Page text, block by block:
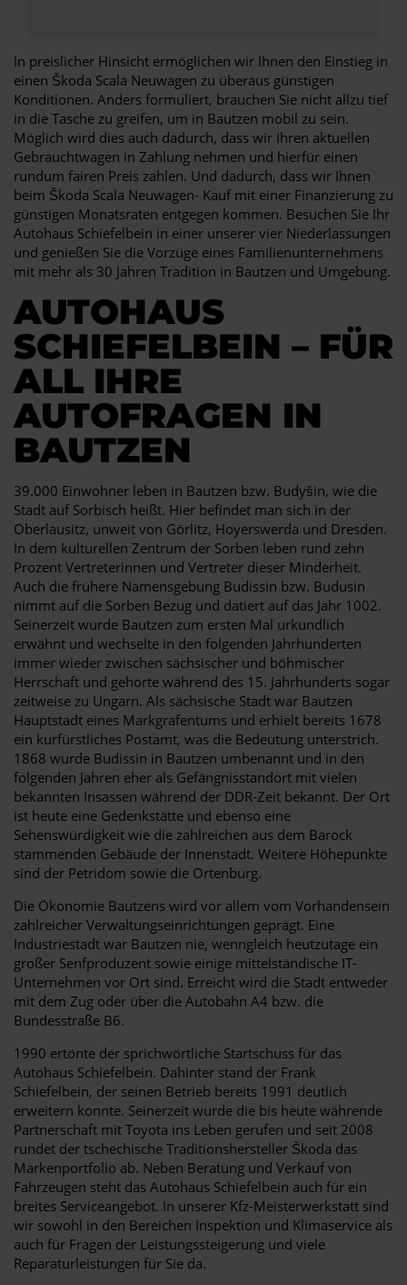
In preislicher Hinsicht ermöglichen wir Ihnen den Einstieg in
einen Škoda Scala Neuwagen zu überaus günstigen
Konditionen. Anders formuliert, brauchen Sie nicht allzu tief
in die Tasche zu greifen, um in Bautzen mobil zu sein.
Möglich wird dies auch dadurch, dass wir Ihren aktuellen
Gebrauchtwagen in Zahlung nehmen und hierfür einen
rundum fairen Preis zahlen. Und dadurch, dass wir Ihnen
beim Škoda Scala Neuwagen- Kauf mit einer Finanzierung zu
günstigen Monatsraten entgegen kommen. Besuchen Sie Ihr
Autohaus Schiefelbein in einer unserer vier Niederlassungen
und genießen Sie die Vorzüge eines Familienunternehmens
mit mehr als 30 Jahren Tradition in Bautzen und Umgebung.
AUTOHAUS
SCHIEFELBEIN – FÜR
ALL IHRE
AUTOFRAGEN IN
BAUTZEN
39.000 Einwohner leben in Bautzen bzw. Budyšin, wie die
Stadt auf Sorbisch heißt. Hier befindet man sich in der
Oberlausitz, unweit von Görlitz, Hoyerswerda und Dresden.
In dem kulturellen Zentrum der Sorben leben rund zehn
Prozent Vertreterinnen und Vertreter dieser Minderheit.
Auch die frühere Namensgebung Budissin bzw. Budusin
nimmt auf die Sorben Bezug und datiert auf das Jahr 1002.
Seinerzeit wurde Bautzen zum ersten Mal urkundlich
erwähnt und wechselte in den folgenden Jahrhunderten
immer wieder zwischen sächsischer und böhmischer
Herrschaft und gehörte während des 15. Jahrhunderts sogar
zeitweise zu Ungarn. Als sächsische Stadt war Bautzen
Hauptstadt eines Markgrafentums und erhielt bereits 1678
ein kurfürstliches Postamt, was die Bedeutung unterstrich.
1868 wurde Budissin in Bautzen umbenannt und in den
folgenden Jahren eher als Gefängnisstandort mit vielen
bekannten Insassen während der DDR-Zeit bekannt. Der Ort
ist heute eine Gedenkstätte und ebenso eine
Sehenswürdigkeit wie die zahlreichen aus dem Barock
stammenden Gebäude der Innenstadt. Weitere Höhepunkte
sind der Petridom sowie die Ortenburg.
Die Ökonomie Bautzens wird vor allem vom Vorhandensein
zahlreicher Verwaltungseinrichtungen geprägt. Eine
Industriestadt war Bautzen nie, wenngleich heutzutage ein
großer Senfproduzent sowie einige mittelständische IT-
Unternehmen vor Ort sind. Erreicht wird die Stadt entweder
mit dem Zug oder über die Autobahn A4 bzw. die
Bundesstraße B6.
1990 ertönte der sprichwörtliche Startschuss für das
Autohaus Schiefelbein. Dahinter stand der Frank
Schiefelbein, der seinen Betrieb bereits 1991 deutlich
erweitern konnte. Seinerzeit wurde die bis heute währende
Partnerschaft mit Toyota ins Leben gerufen und seit 2008
rundet der tschechische Traditionshersteller Škoda das
Markenportfolio ab. Neben Beratung und Verkauf von
Fahrzeugen steht das Autohaus Schiefelbein auch für ein
breites Serviceangebot. In unserer Kfz-Meisterwerkstatt sind
wir sowohl in den Bereichen Inspektion und Klimaservice als
auch für Fragen der Leistungssteigerung und viele
Reparaturleistungen für Sie da.